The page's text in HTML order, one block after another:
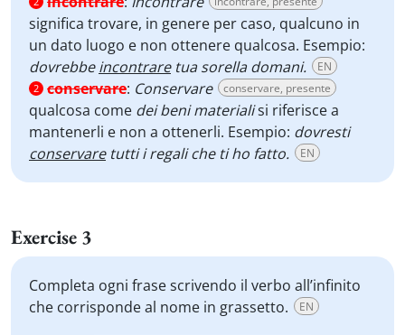
significa trovare, in genere per caso, qualcuno in
un dato luogo e non ottenere qualcosa. Esempio:
dovrebbeincontraretua sorella domani. EN
2 conservare: Conservare conservare, presente
qualcosa come dei beni materialisi riferisce a
mantenerli e non a ottenerli. Esempio: dovresti
conservaretutti i regali che ti ho fatto. EN
Exercise 3
Completa ogni frase scrivendo il verbo all’infinito
che corrisponde al nome in grassetto.
EN